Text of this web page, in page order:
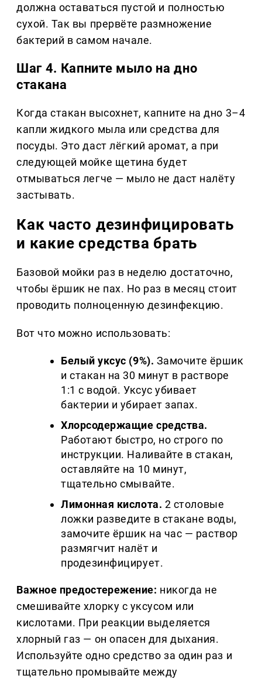
должна оставаться пустой и полностью
сухой. Так вы прервёте размножение
бактерий в самом начале.
Шаг 4. Капните мыло на дно
стакана
Когда стакан высохнет, капните на дно 3–4
капли жидкого мыла или средства для
посуды. Это даст лёгкий аромат, а при
следующей мойке щетина будет
отмываться легче — мыло не даст налёту
застывать.
Как часто дезинфицировать
и какие средства брать
Базовой мойки раз в неделю достаточно,
чтобы ёршик не пах. Но раз в месяц стоит
проводить полноценную дезинфекцию.
Вот что можно использовать:
Белый уксус (9%). Замочите ёршик
и стакан на 30 минут в растворе
1:1 с водой. Уксус убивает
бактерии и убирает запах.
Хлорсодержащие средства.
Работают быстро, но строго по
инструкции. Наливайте в стакан,
оставляйте на 10 минут,
тщательно смывайте.
Лимонная кислота. 2 столовые
ложки разведите в стакане воды,
замочите ёршик на час — раствор
размягчит налёт и
продезинфицирует.
Важное предостережение: никогда не
смешивайте хлорку с уксусом или
кислотами. При реакции выделяется
хлорный газ — он опасен для дыхания.
Используйте одно средство за один раз и
тщательно промывайте между